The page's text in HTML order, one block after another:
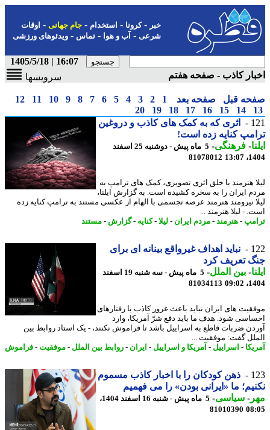
-کرونا-استخدام- جام جهانی-اوقات
شرعی-آب و هوا-تماس-ویدئوهای ورزشی
16:07 | 1405/5/18
کاذب - صفحه هفتم
سرویسها
قبل صفحه بعد 1
2
3
4
5
6
7
8
9
10
11
12
14
15
16
17
18
19
20
اثری که به کمک های کاذب و دروغین
کنایه زده است!
-فرهنگی-
5 ماه پیش - دوشنبه 25 اسفند
81078012
هنرمند با خلق اثری تصویری، کمک های ترامپ به
ایران را به سخره کشیده است. به گزارش ایلنا،
نیرومند هنرمند عرصه تجسمی با الهام از عکسی مستند به ترامپ کنایه زده
- لیلا هنرمند ...
-هنرمند-مردم ایران - لیلا -کنایه-گزارش -مستند
نباید اهداف غیرواقع بینانه ای برای
تعریف کرد
-بین الملل-
5 ماه پیش - سه شنبه 19 اسفند
81034113
های ایران نباید باعث غرور کاذب یا رفتارهای
شود. هدف ما باید دفع شرّ آمریکا، وارد
ضربات قاطع به اسراییل باشد تا فراموش نکنند، - یک استاد روابط بین
گفت: موفقیت ...
- اسراییل -آمریکا و اسراییل -ایران - روابط بین الملل-موفقیت-فراموش
ذهن کودکان را با اخبار کاذب مسموم
ما «ایرانی بودن» را می فهمیم
-سیاسی-
5 ماه پیش - شنبه 16 اسفند 1404،
81010390